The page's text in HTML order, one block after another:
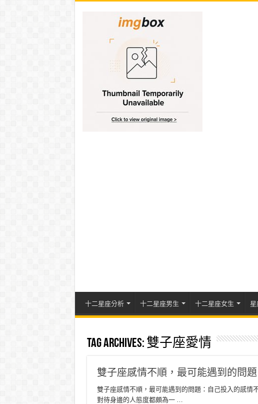
十二星座分析 十二星座男生 十二星座女生
Tag Archives: 雙子座愛情
雙子座感情不順，最可能遇到的問題
雙子座感情不順，最可能遇到的問題：自己投入的感情
對待身邊的人態度都頗為一 …